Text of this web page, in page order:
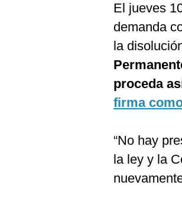
El jueves
demanda
la
proceda
firma
“No hay
la ley y la